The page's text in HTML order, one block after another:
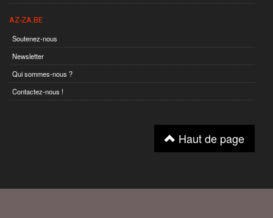
AZ-ZA.BE
Soutenez-nous
Newsletter
Qui sommes-nous ?
Contactez-nous !
Haut de page